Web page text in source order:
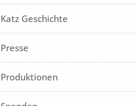
Katz Geschichte
Presse
Produktionen